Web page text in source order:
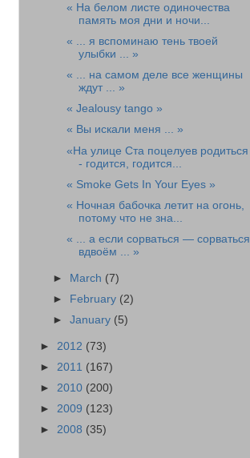
« На белом листе одиночества
память моя дни и ночи...
« ... я вспоминаю тень твоей
улыбки ... »
« ... на самом деле все женщины
ждут ... »
« Jealousy tango »
« Вы искали меня ... »
«На улице Ста поцелуев родиться
- годится, годится...
« Smoke Gets In Your Eyes »
« Ночная бабочка летит на огонь,
потому что не зна...
« ... а если сорваться — сорваться
вдвоём ... »
► March (7)
►
February (2)
►January (5)
► 2012 (73)
► 2011 (167)
► 2010 (200)
► 2009 (123)
► 2008 (35)